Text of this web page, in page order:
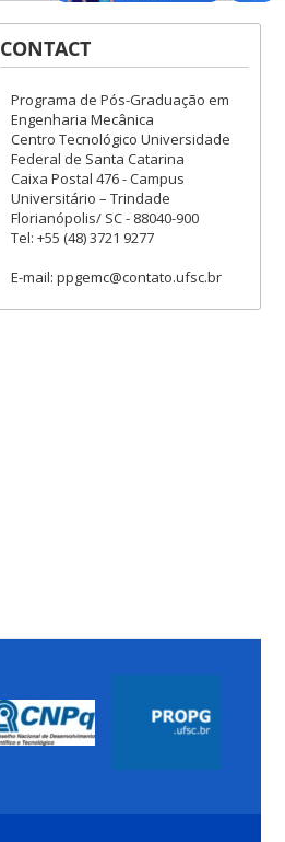
CONTACT
Programa de Pós-Graduação em
Engenharia Mecânica
Centro Tecnológico Universidade
Federal de Santa Catarina
Caixa Postal 476 - Campus
Universitário – Trindade
Florianópolis/ SC - 88040-900
Tel: +55 (48) 3721 9277
E-mail: ppgemc@contato.ufsc.br